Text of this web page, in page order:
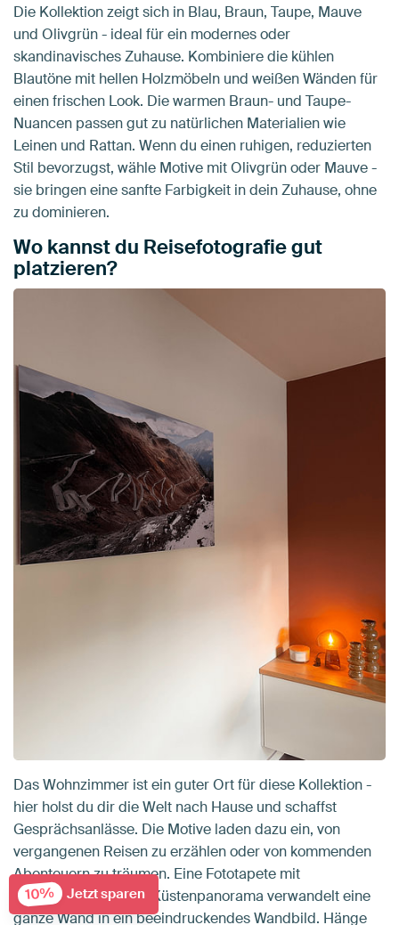
Die Kollektion zeigt sich in Blau, Braun, Taupe, Mauve
und Olivgrün - ideal für ein modernes oder
skandinavisches Zuhause. Kombiniere die kühlen
Blautöne mit hellen Holzmöbeln und weißen Wänden für
einen frischen Look. Die warmen Braun- und Taupe-
Nuancen passen gut zu natürlichen Materialien wie
Leinen und Rattan. Wenn du einen ruhigen, reduzierten
Stil bevorzugst, wähle Motive mit Olivgrün oder Mauve -
sie bringen eine sanfte Farbigkeit in dein Zuhause, ohne
zu dominieren.
Wo kannst du Reisefotografie gut
platzieren?
Das Wohnzimmer ist ein guter Ort für diese Kollektion -
hier holst du dir die Welt nach Hause und schaffst
Gesprächsanlässe. Die Motive laden dazu ein, von
vergangenen Reisen zu erzählen oder von kommenden
Abenteuern zu träumen. Eine Fototapete mit
Berglandschaft oder Küstenpanorama verwandelt eine
ganze Wand in ein beeindruckendes Wandbild. Hänge
10% Jetzt sparen